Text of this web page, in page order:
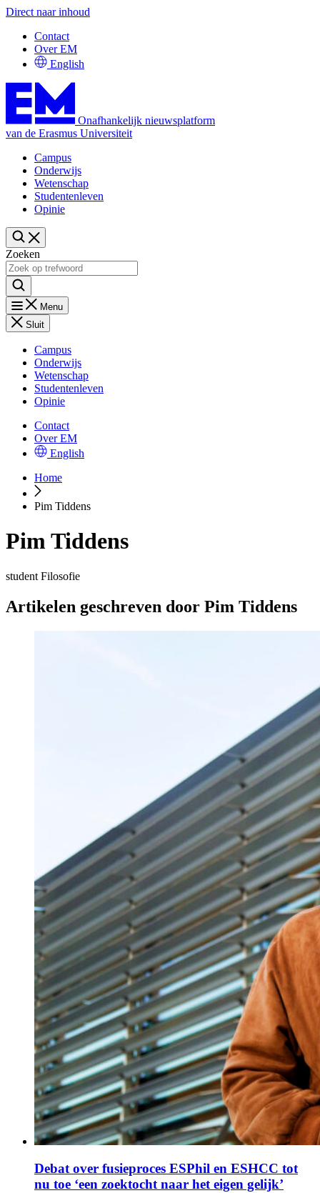
Direct naar inhoud
Contact
Over EM
English
Onafhankelijk nieuwsplatform
van de Erasmus Universiteit
Campus
Onderwijs
Wetenschap
Studentenleven
Opinie
Zoeken
Menu
Sluit
Campus
Onderwijs
Wetenschap
Studentenleven
Opinie
Contact
Over EM
English
Home
Pim Tiddens
Pim Tiddens
student Filosofie
Artikelen geschreven door Pim Tiddens
Debat over fusieproces ESPhil en ESHCC tot
nu toe ‘een zoektocht naar het eigen gelijk’